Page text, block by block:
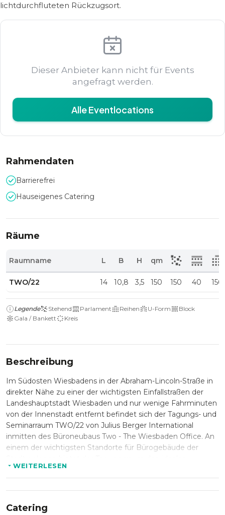
lichtdurchfluteten Rückzugsort.
Dieser Anbieter kann nicht für Events
angefragt werden.
Alle Eventlocations
Rahmendaten
Barrierefrei
Hauseigenes Catering
Räume
Raumname L B H qm
TWO/22 14 10,8 3,5 150 150 40 150
Legende Stehend Parlament Reihen U-Form
Block
Gala / Bankett
Kreis
Beschreibung
Im Südosten Wiesbadens in der Abraham-Lincoln-Straße in
direkter Nähe zu einer der wichtigsten Einfallstraßen der
Landeshauptstadt Wiesbaden und nur wenige Fahrminuten
von der Innenstadt entfernt befindet sich der Tagungs- und
Seminarraum TWO/22 von Julius Berger International
inmitten des Büroneubaus Two - The Wiesbaden Office. An
einem der wichtigsten Standorte für Bürogebäude der
Ausgangspunkt für sowohl Seminare, Meetings als auch
Firmenevents. Neben zeitgemäßer Tagungstechnik sorgt
ein professionelles Catering für Ihr Wohlergehen während
Sie und Ihre Gäste sich kreativ und produktiv Ihrer Arbeit
WEITERLESEN
Catering